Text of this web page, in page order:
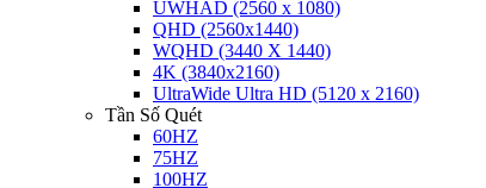
UWHAD (2560 x 1080)
QHD (2560x1440)
WQHD (3440 X 1440)
4K (3840x2160)
UltraWide Ultra HD (5120 x 2160)
Tần Số Quét
60HZ
75HZ
100HZ